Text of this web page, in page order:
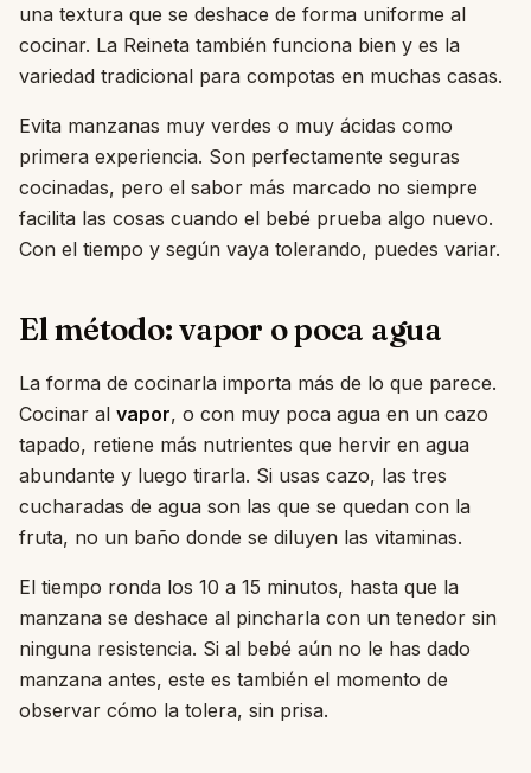
una textura que se deshace de forma uniforme al
cocinar. La Reineta también funciona bien y es la
variedad tradicional para compotas en muchas casas.
Evita manzanas muy verdes o muy ácidas como
primera experiencia. Son perfectamente seguras
cocinadas, pero el sabor más marcado no siempre
facilita las cosas cuando el bebé prueba algo nuevo.
Con el tiempo y según vaya tolerando, puedes variar.
El método: vapor o poca agua
La forma de cocinarla importa más de lo que parece.
Cocinar al vapor, o con muy poca agua en un cazo
tapado, retiene más nutrientes que hervir en agua
abundante y luego tirarla. Si usas cazo, las tres
cucharadas de agua son las que se quedan con la
fruta, no un baño donde se diluyen las vitaminas.
El tiempo ronda los 10 a 15 minutos, hasta que la
manzana se deshace al pincharla con un tenedor sin
ninguna resistencia. Si al bebé aún no le has dado
manzana antes, este es también el momento de
observar cómo la tolera, sin prisa.